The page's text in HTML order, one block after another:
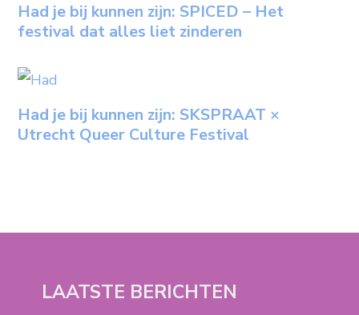
Had je bij kunnen zijn: SPICED – Het
festival dat alles liet zinderen
Had je bij kunnen zijn: SKSPRAAT ×
Utrecht Queer Culture Festival
LAATSTE BERICHTEN